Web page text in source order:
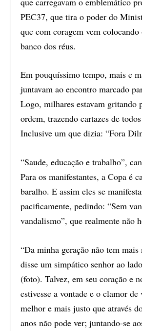
PEC37, que tira o poder do
que com coragem vem
banco dos réus.
Em pouquíssimo tempo, mais e
juntavam ao encontro marcado
Logo, milhares estavam gritando
ordem, trazendo cartazes de
Inclusive um que dizia: “Fora
“Saude, educação e trabalho”,
Para os manifestantes, a Copa é
baralho. E assim eles se
pacificamente, pedindo: “Sem
vandalismo”, que realmente não
“Da minha geração não tem
disse um simpático senhor ao
(foto). Talvez, em seu coração e
estivesse a vontade e o clamor
melhor e mais justo que através
anos não pode ver; juntando-se